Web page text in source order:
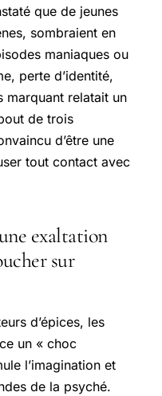
que de jeunes
sombraient en
maniaques ou
perte d’identité,
marquant relatait un
de trois
d’être une
tout contact avec
exaltation
sur
d’épices, les
un « choc
l’imagination et
de la psyché.